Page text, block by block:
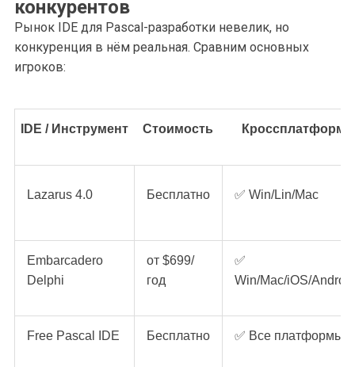
конкурентов
Рынок IDE для Pascal-разработки невелик, но
конкуренция в нём реальная. Сравним основных
игроков:
IDE / Инструмент Стоимость Кроссплатформ.
Lazarus 4.0 Бесплатно ✅ Win/Lin/Mac
Embarcadero
Delphi
от $699/
год
✅
Win/Mac/iOS/Android
Free Pascal IDE Бесплатно ✅ Все платформы